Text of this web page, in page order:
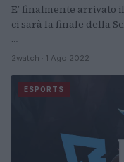
E’ finalmente arrivato
ci sarà la finale della
…
2watch · 1 Ago 2022
ESPORTS